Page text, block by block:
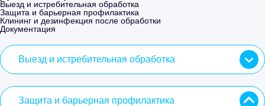
Выезд и истребительная обработка
Защита и барьерная профилактика
Клининг и дезинфекция после обработки
Документация
Выезд и истребительная обработка
Защита и барьерная профилактика